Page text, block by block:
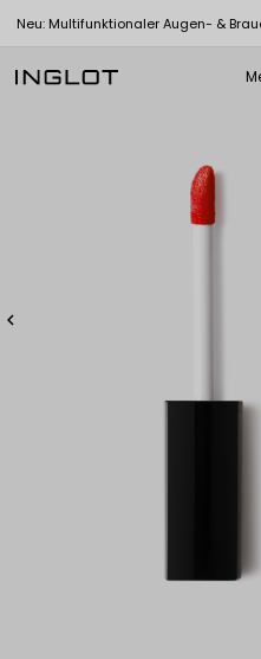
Neu: Multifunktionaler Augen- &
